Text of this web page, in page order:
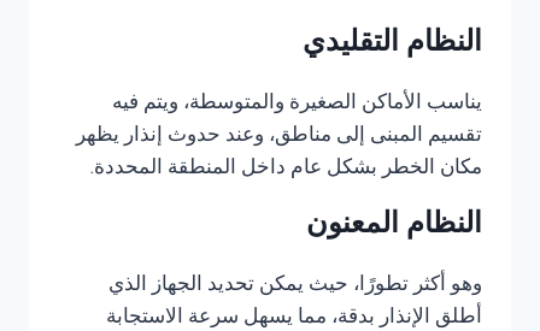
النظام التقليدي
يناسب الأماكن الصغيرة والمتوسطة، ويتم فيه
تقسيم المبنى إلى مناطق، وعند حدوث إنذار يظهر
مكان الخطر بشكل عام داخل المنطقة المحددة.
النظام المعنون
وهو أكثر تطورًا، حيث يمكن تحديد الجهاز الذي
أطلق الإنذار بدقة، مما يسهل سرعة الاستجابة